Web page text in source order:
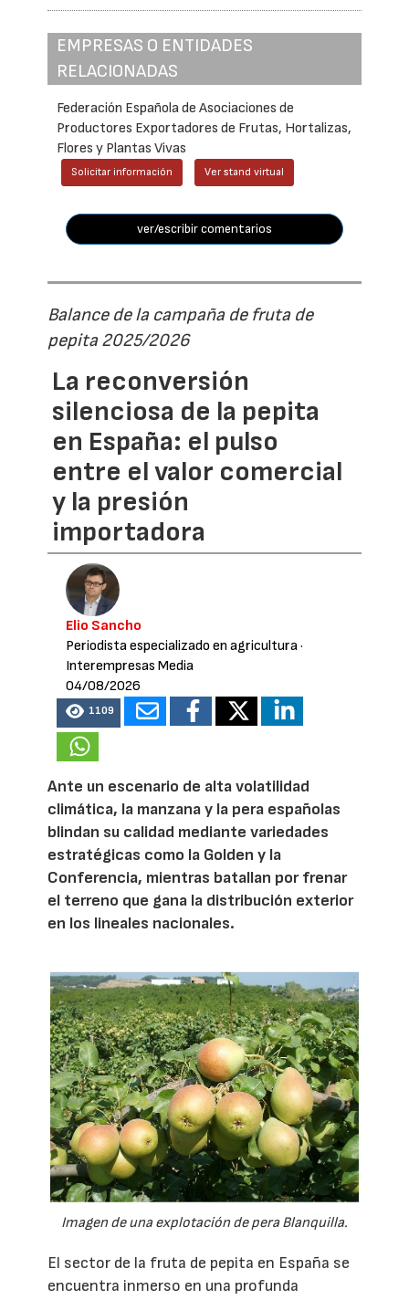
EMPRESAS O ENTIDADES
RELACIONADAS
Federación Española de Asociaciones de
Productores Exportadores de Frutas, Hortalizas,
Flores y Plantas Vivas
Solicitar información Ver stand virtual
ver/escribir comentarios
Balance de la campaña de fruta de
pepita 2025/2026
La reconversión
silenciosa de la pepita
en España: el pulso
entre el valor comercial
y la presión
importadora
Elio Sancho
Periodista especializado en agricultura·
Interempresas Media
04/08/2026
1109
Ante un escenario de alta volatilidad
climática, la manzana y la pera españolas
blindan su calidad mediante variedades
estratégicas como la Golden y la
Conferencia, mientras batallan por frenar
el terreno que gana la distribución exterior
en los lineales nacionales.
Imagen de una explotación de pera Blanquilla.
El sector de la fruta de pepita en España se
encuentra inmerso en una profunda